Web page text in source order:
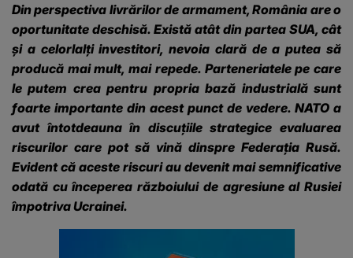
Din perspectiva livrărilor de armament, România are o
oportunitate deschisă. Există atât din partea SUA, cât
și a celorlalți investitori, nevoia clară de a putea să
producă mai mult, mai repede. Parteneriatele pe care
le putem crea pentru propria bază industrială sunt
foarte importante din acest punct de vedere. NATO a
avut întotdeauna în discuțiile strategice evaluarea
riscurilor care pot să vină dinspre Federația Rusă.
Evident că aceste riscuri au devenit mai semnificative
odată cu începerea războiului de agresiune al Rusiei
împotriva Ucrainei.